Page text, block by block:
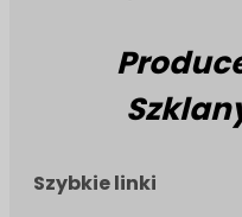
Szybkie linki